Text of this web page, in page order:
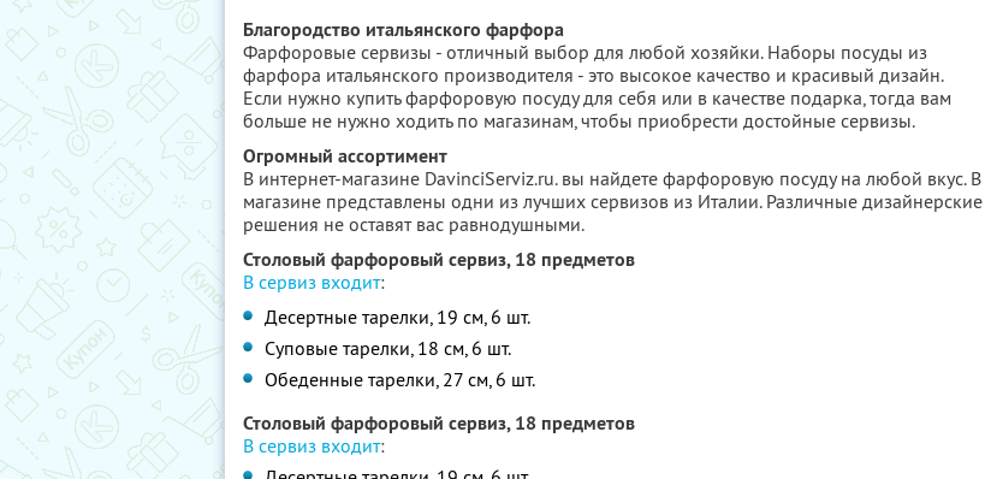
Благородство итальянского фарфора
Фарфоровые сервизы - отличный выбор для любой хозяйки. Наборы посуды из
фарфора итальянского производителя - это высокое качество и красивый дизайн.
Если нужно купить фарфоровую посуду для себя или в качестве подарка, тогда вам
больше не нужно ходить по магазинам, чтобы приобрести достойные сервизы.
Огромный ассортимент
В интернет-магазине DavinciServiz.ru. вы найдете фарфоровую посуду на любой вкус. В
магазине представлены одни из лучших сервизов из Италии. Различные дизайнерские
решения не оставят вас равнодушными.
Столовый фарфоровый сервиз, 18 предметов
В сервиз входит:
Десертные тарелки, 19 см, 6 шт.
Суповые тарелки, 18 см, 6 шт.
Обеденные тарелки, 27 см, 6 шт.
Столовый фарфоровый сервиз, 18 предметов
В сервиз входит: